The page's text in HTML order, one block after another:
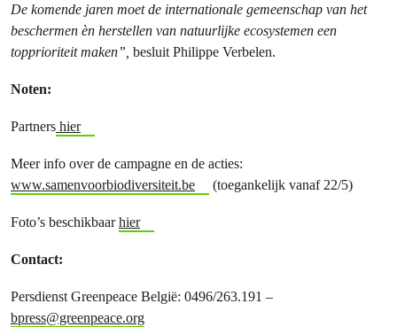
De komende jaren moet de internationale gemeenschap van het
beschermen èn herstellen van natuurlijke ecosystemen een
topprioriteit maken”, besluit Philippe Verbelen.
Noten:
Partners hier
Meer info over de campagne en de acties:
www.samenvoorbiodiversiteit.be
(toegankelijk vanaf 22/5)
Foto’s beschikbaarhier
Contact:
Persdienst Greenpeace België: 0496/263.191 –
bpress@greenpeace.org